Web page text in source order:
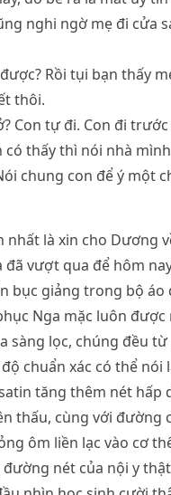
nghi ngờ mẹ đi cửa
Rồi tụi bạn thấy
thôi.
Con tự đi. Con đi
có thấy thì nói nhà
chung con để ý một
nhất là xin cho Dương
đã vượt qua để hôm
bục giảng trong bộ áo
Nga mặc luôn được
sàng lọc, chúng đều
chuẩn xác có thể nói
tăng thêm nét hấp
thấu, cùng với đường
ôm liền lạc vào cơ
nét của nội y